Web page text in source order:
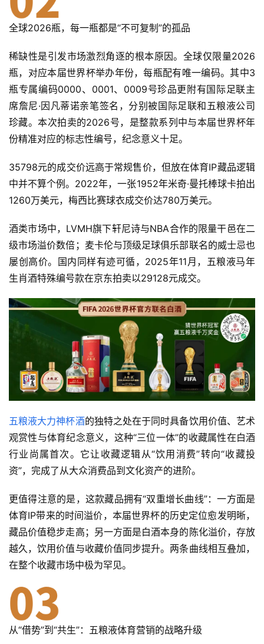
首
公
司
度
人
活
动
动
视
频
登录 注册
全球2026瓶，每一瓶都是“不可复制”的孤品
稀缺性是引发市场激烈角逐的根本原因。全球仅限量2026
瓶，对应本届世界杯举办年份，每瓶配有唯一编码。其中3
瓶专属编码0000、0001、0009号珍品更附有国际足联主
席詹尼·因凡蒂诺亲笔签名，分别被国际足联和五粮液公司
珍藏。本次拍卖的2026号，是整款系列中与本届世界杯年
份精准对应的标志性编号，纪念意义十足。
35798元的成交价远高于常规售价，但放在体育IP藏品逻辑
中并不算个例。2022年，一张1952年米奇·曼托棒球卡拍出
1260万美元，梅西比赛球衣成交价达780万美元。
酒类市场中， LVMH旗下轩尼诗与NBA合作的限量干邑在二
级市场溢价数倍；麦卡伦与顶级足球俱乐部联名的威士忌也
屡创高价。国内同样有迹可循，2025年11月，五粮液马年
生肖酒特殊编号款在京东拍卖以29128元成交。
五粮液大力神杯酒的独特之处在于同时具备饮用价值、艺术
观赏性与体育纪念意义，这种“三位一体”的收藏属性在白酒
行业尚属首次。它让收藏逻辑从“饮用消费”转向“收藏投
资”，完成了从大众消费品到文化资产的进阶。
更值得注意的是，这款藏品拥有“双重增长曲线”：一方面是
体育IP带来的时间溢价，本届世界杯的历史定位愈发明晰，
藏品价值稳步走高；另一方面是白酒本身的陈化溢价，存放
越久，饮用价值与收藏价值同步提升。两条曲线相互叠加，
在整个收藏市场中极为罕见。
从“借势”到“共生”：五粮液体育营销的战略升级